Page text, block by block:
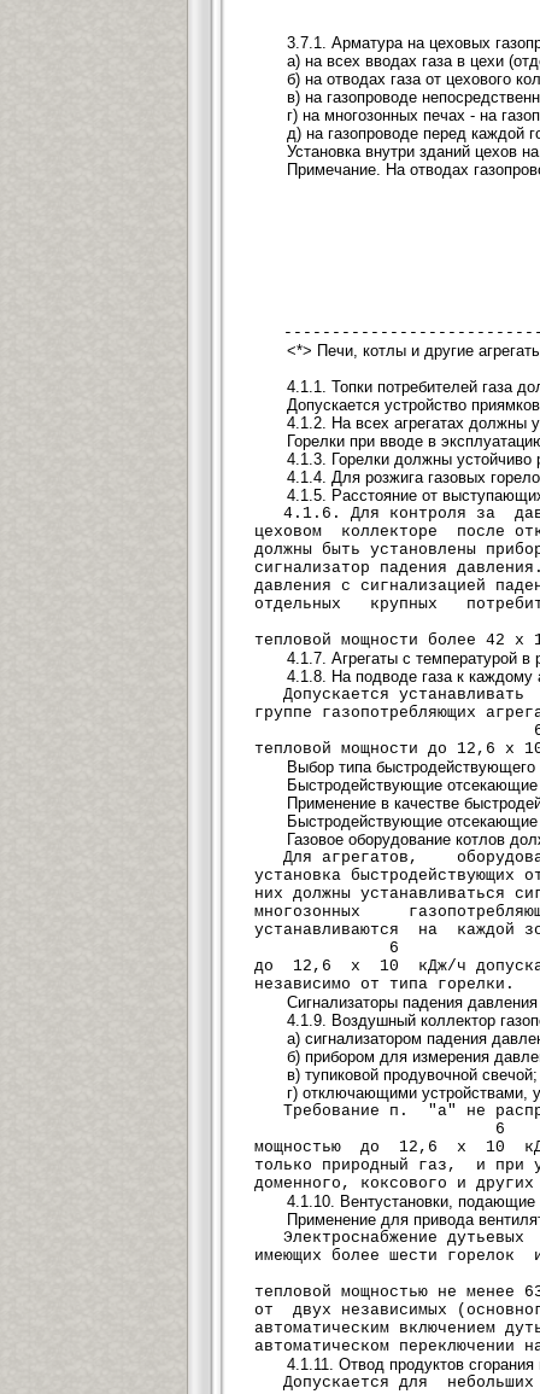
3.7.1. Арматура на цеховых
а) на всех вводах газа в цехи
б) на отводах газа от цехового
в) на газопроводе
г) на многозонных печах - на
д) на газопроводе перед каждой
Установка внутри зданий цехов
Примечание. На отводах
<*> Печи, котлы и другие
4.1.1. Топки потребителей газа
Допускается устройство
4.1.2. На всех агрегатах должны
Горелки при вводе в
4.1.3. Горелки должны устойчиво
4.1.4. Для розжига газовых
4.1.5. Расстояние от
4.1.6. Для контроля за
цеховом коллекторе после
должны быть установлены
сигнализатор падения
давления с сигнализацией
отдельных крупных
тепловой мощности более 42
4.1.7. Агрегаты с температурой
4.1.8. На подводе газа к
Допускается устанавливать
группе газопотребляющих
тепловой мощности до 12,6 x
Выбор типа
Быстродействующие отсекающие
Применение в качестве
Быстродействующие отсекающие
Газовое оборудование котлов
Для агрегатов,
установка
них должны устанавливаться
многозонных
устанавливаются на каждой
6
до 12,6 x 10 кДж/ч
независимо от типа горелки.
Сигнализаторы падения
4.1.9. Воздушный коллектор
а) сигнализатором падения
б) прибором для измерения
в) тупиковой продувочной свечой;
г) отключающими устройствами,
Требование п. "а" не
6
мощностью до 12,6 x 10 кДж/
только природный газ, и при
доменного, коксового и
4.1.10. Вентустановки, подающие
Применение для привода
Электроснабжение
имеющих более шести
тепловой мощностью не
от двух независимых
автоматическим включением
автоматическом переключении
4.1.11. Отвод продуктов
Допускается для